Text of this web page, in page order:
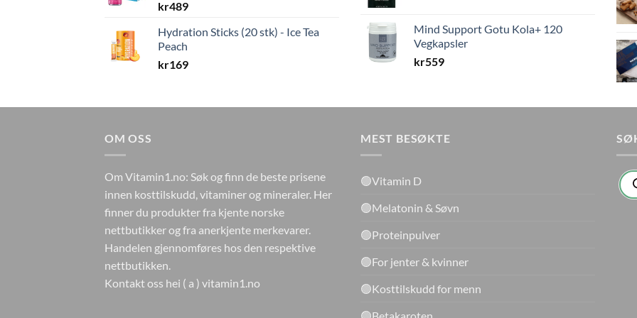
kr489
Hydration Sticks (20 stk) - Ice Tea
Peach
kr169
Mind Support Gotu Kola+ 120
Vegkapsler
kr559
OM OSS
Om Vitamin1.no: Søk og finn de beste prisene
innen kosttilskudd, vitaminer og mineraler. Her
finner du produkter fra kjente norske
nettbutikker og fra anerkjente merkevarer.
Handelen gjennomføres hos den respektive
nettbutikken.
Kontakt oss hei ( a ) vitamin1.no
MEST BESØKTE
🟢Vitamin D
🟢Melatonin & Søvn
🟢Proteinpulver
🟢For jenter & kvinner
🟢Kosttilskudd for menn